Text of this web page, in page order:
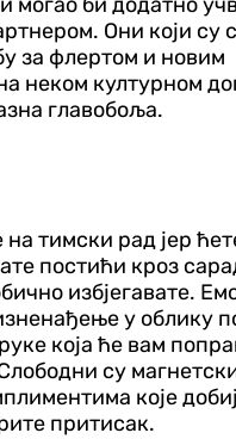
могао би додатно
Они који су
за флертом и новим
неком културном
главобоља.
на тимски рад јер
постићи кроз
избјегавате.
у облику
која ће вам
су
које
притисак.